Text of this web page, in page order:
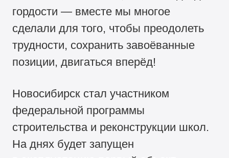
гордости — вместе мы многое
сделали для того, чтобы преодолеть
трудности, сохранить завоёванные
позиции, двигаться вперёд!
Новосибирск стал участником
федеральной программы
строительства и реконструкции школ.
На днях будет запущен